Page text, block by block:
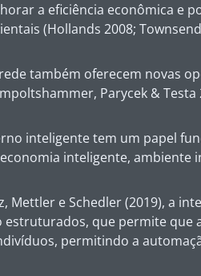
a eficiência econômica e
(Hollands 2008;
também oferecem novas
Parycek & Testa
inteligente tem um papel
inteligente, ambiente
Mettler e Schedler (2019), a
que permite que
permitindo a